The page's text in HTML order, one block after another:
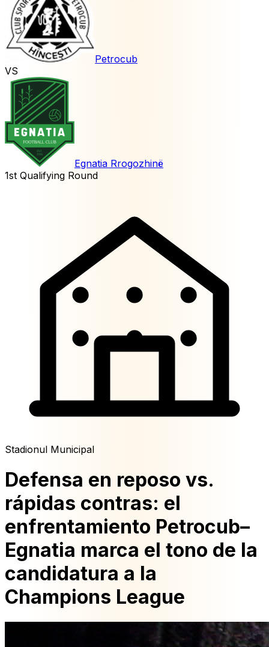
Petrocub
VS
Egnatia Rrogozhinë
1st Qualifying Round
Stadionul Municipal
Defensa en reposo vs.
rápidas contras: el
enfrentamiento Petrocub–
Egnatia marca el tono de la
candidatura a la
Champions League